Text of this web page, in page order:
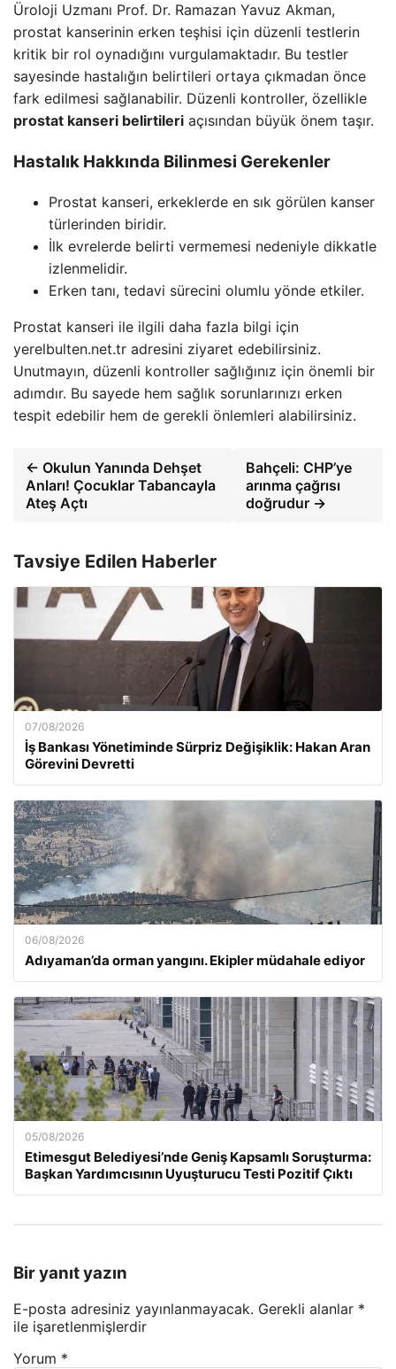
Üroloji Uzmanı Prof. Dr. Ramazan Yavuz Akman,
prostat kanserinin erken teşhisi için düzenli testlerin
kritik bir rol oynadığını vurgulamaktadır. Bu testler
sayesinde hastalığın belirtileri ortaya çıkmadan önce
fark edilmesi sağlanabilir. Düzenli kontroller, özellikle
prostat kanseri belirtileri açısından büyük önem taşır.
Hastalık Hakkında Bilinmesi Gerekenler
Prostat kanseri, erkeklerde en sık görülen kanser
türlerinden biridir.
İlk evrelerde belirti vermemesi nedeniyle dikkatle
izlenmelidir.
Erken tanı, tedavi sürecini olumlu yönde etkiler.
Prostat kanseri ile ilgili daha fazla bilgi için
yerelbulten.net.tr adresini ziyaret edebilirsiniz.
Unutmayın, düzenli kontroller sağlığınız için önemli bir
adımdır. Bu sayede hem sağlık sorunlarınızı erken
tespit edebilir hem de gerekli önlemleri alabilirsiniz.
← Okulun Yanında Dehşet
Anları! Çocuklar Tabancayla
Ateş Açtı
Bahçeli: CHP’ye
arınma çağrısı
doğrudur →
Tavsiye Edilen Haberler
07/08/2026
İş Bankası Yönetiminde Sürpriz Değişiklik: Hakan Aran
Görevini Devretti
06/08/2026
Adıyaman’da orman yangını. Ekipler müdahale ediyor
05/08/2026
Etimesgut Belediyesi’nde Geniş Kapsamlı Soruşturma:
Başkan Yardımcısının Uyuşturucu Testi Pozitif Çıktı
Bir yanıt yazın
E-posta adresiniz yayınlanmayacak. Gerekli alanlar *
ile işaretlenmişlerdir
Yorum *